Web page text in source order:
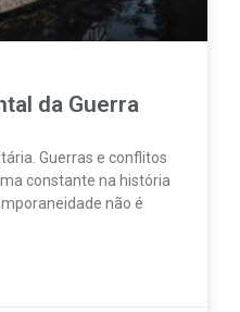
da Guerra
Guerras e conflitos
constante na história
não é